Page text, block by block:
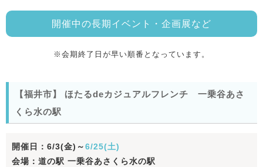
開催中の長期イベント・企画展など
※会期終了日が早い順番となっています。
【福井市】 ほたるdeカジュアルフレンチ 一乗谷あさ
くら水の駅
開催日：6/3(金)～6/25(土)
会場：道の駅 一乗谷あさくら水の駅